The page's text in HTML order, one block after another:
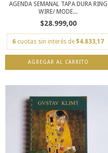
AGENDA SEMANAL TAPA DURA RING
WIRE/ MODE...
$28.999,00
6 cuotas sin interés de $4.833,17
AGREGAR AL CARRITO